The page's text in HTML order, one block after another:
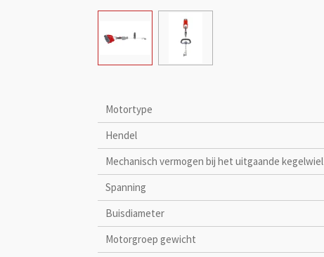
Motortype
Hendel
Mechanisch vermogen bij het uitgaande kegelwiel
Spanning
Buisdiameter
Motorgroep gewicht